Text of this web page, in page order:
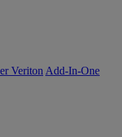
Veriton Add-In-One